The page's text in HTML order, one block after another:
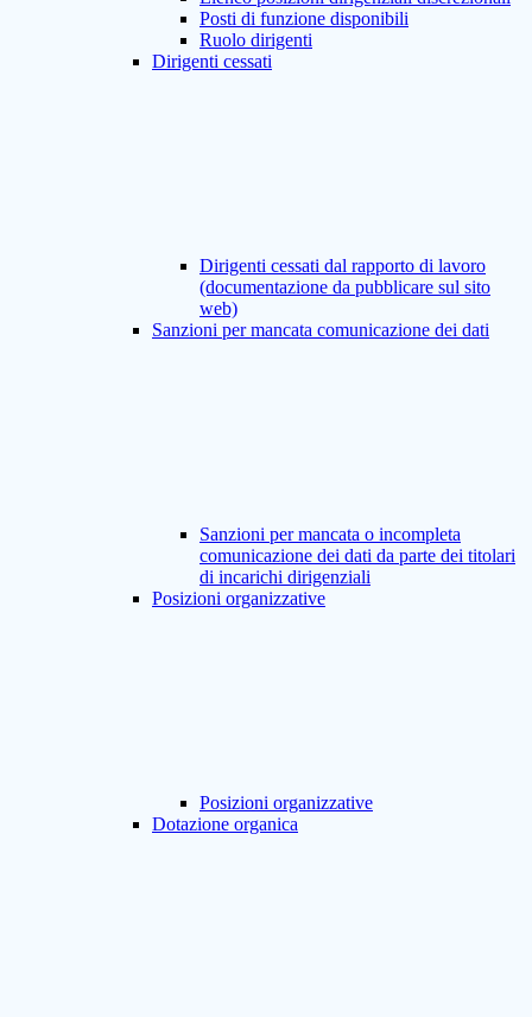
Posti di funzione disponibili
Ruolo dirigenti
Dirigenti cessati
Dirigenti cessati dal rapporto di lavoro
(documentazione da pubblicare sul sito
web)
Sanzioni per mancata comunicazione dei dati
Sanzioni per mancata o incompleta
comunicazione dei dati da parte dei titolari
di incarichi dirigenziali
Posizioni organizzative
Posizioni organizzative
Dotazione organica